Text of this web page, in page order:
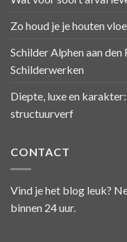
Zo houd je je houten
Schilder Alphen aan
Schilderwerken
Diepte, luxe en
structuurverf
CONTACT
Vind je het blog leuk?
binnen 24 uur.